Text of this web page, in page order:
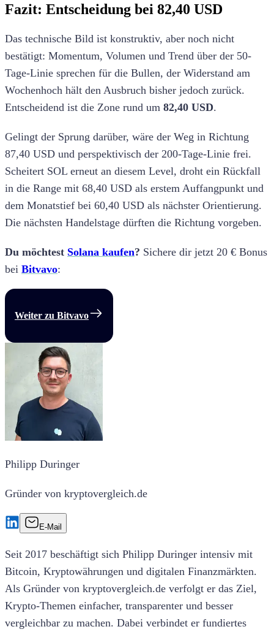
Fazit: Entscheidung bei 82,40 USD
Das technische Bild ist konstruktiv, aber noch nicht
bestätigt: Momentum, Volumen und Trend über der 50-
Tage-Linie sprechen für die Bullen, der Widerstand am
Wochenhoch hält den Ausbruch bisher jedoch zurück.
Entscheidend ist die Zone rund um 82,40 USD.
Gelingt der Sprung darüber, wäre der Weg in Richtung
87,40 USD und perspektivisch der 200-Tage-Linie frei.
Scheitert SOL erneut an diesem Level, droht ein Rückfall
in die Range mit 68,40 USD als erstem Auffangpunkt und
dem Monatstief bei 60,40 USD als nächster Orientierung.
Die nächsten Handelstage dürften die Richtung vorgeben.
Du möchtest Solana kaufen? Sichere dir jetzt 20 € Bonus
bei Bitvavo:
Weiter zu Bitvavo
Philipp Duringer
Gründer von kryptovergleich.de
E-Mail
Seit 2017 beschäftigt sich Philipp Duringer intensiv mit
Bitcoin, Kryptowährungen und digitalen Finanzmärkten.
Als Gründer von kryptovergleich.de verfolgt er das Ziel,
Krypto-Themen einfacher, transparenter und besser
vergleichbar zu machen. Dabei verbindet er fundiertes